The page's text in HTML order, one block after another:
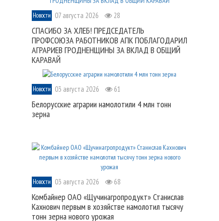
Новости 07 августа 2026 28
СПАСИБО ЗА ХЛЕБ! ПРЕДСЕДАТЕЛЬ
ПРОФСОЮЗА РАБОТНИКОВ АПК ПОБЛАГОДАРИЛ
АГРАРИЕВ ГРОДНЕНЩИНЫ ЗА ВКЛАД В ОБЩИЙ
КАРАВАЙ
Новости 03 августа 2026 61
Белорусские аграрии намолотили 4 млн тонн
зерна
Новости 03 августа 2026 68
Комбайнер ОАО «Щучинагропродукт» Станислав
Кахнович первым в хозяйстве намолотил тысячу
тонн зерна нового урожая